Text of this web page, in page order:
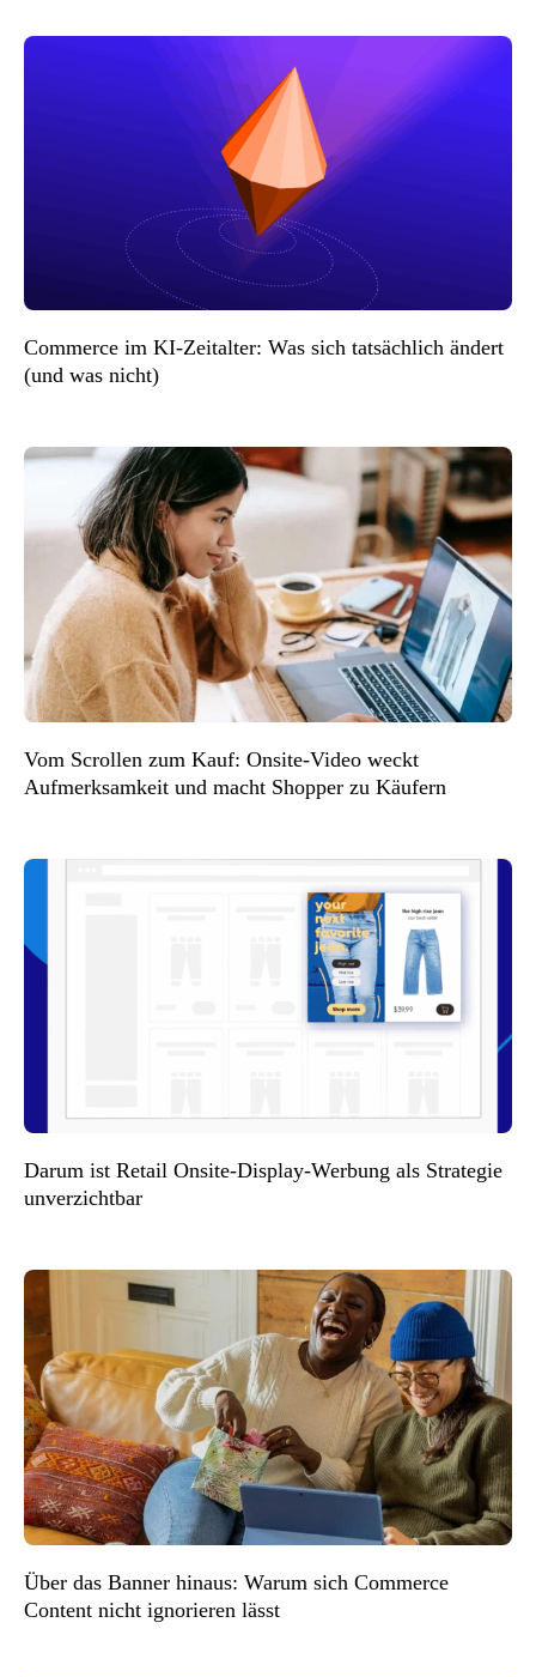
Commerce im KI-Zeitalter: Was sich tatsächlich ändert
(und was nicht)
Vom Scrollen zum Kauf: Onsite-Video weckt
Aufmerksamkeit und macht Shopper zu Käufern
Darum ist Retail Onsite-Display-Werbung als Strategie
unverzichtbar
Über das Banner hinaus: Warum sich Commerce
Content nicht ignorieren lässt